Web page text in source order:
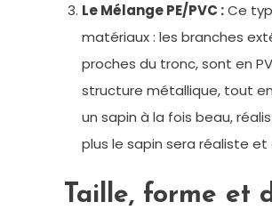
Le Mélange PE/PVC :Ce
matériaux : les branches
proches du tronc, sont en
structure métallique, tout
un sapin à la fois beau,
plus le sapin sera réaliste et
Taille, forme et